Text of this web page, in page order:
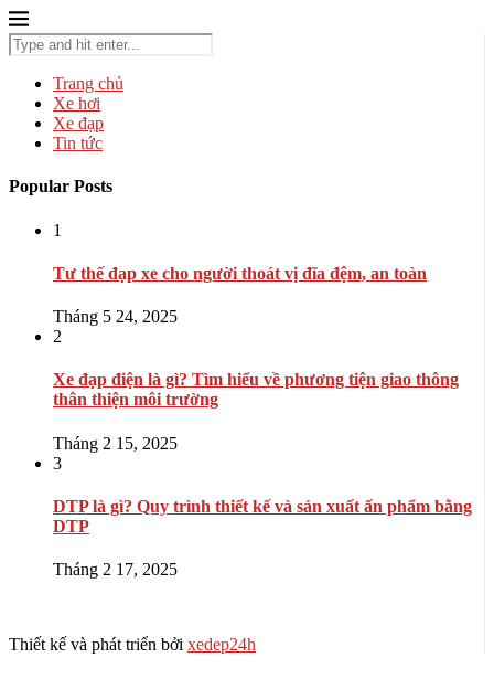
Trang chủ
Xe hơi
Xe đạp
Tin tức
Popular Posts
1
Tư thế đạp xe cho người thoát vị đĩa đệm, an toàn
Tháng 5 24, 2025
2
Xe đạp điện là gì? Tìm hiểu về phương tiện giao thông
thân thiện môi trường
Tháng 2 15, 2025
3
DTP là gì? Quy trình thiết kế và sản xuất ấn phẩm bằng
DTP
Tháng 2 17, 2025
Thiết kế và phát triển bởi xedep24h